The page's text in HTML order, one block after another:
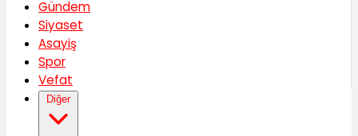
Gündem
Siyaset
Asayiş
Spor
Vefat
Diğer